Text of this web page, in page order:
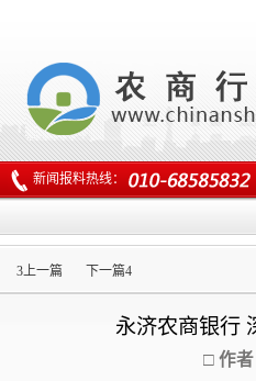
新闻报料热线：
3上一篇 下一篇4
永济农商银行
□ 作